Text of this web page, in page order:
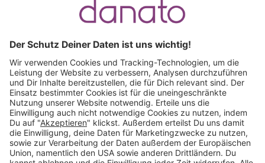
+49 (0) 511 51 56 0300
schreib uns eineE-Mail
Käuferschutz inklusive Kauf auf Rechnung